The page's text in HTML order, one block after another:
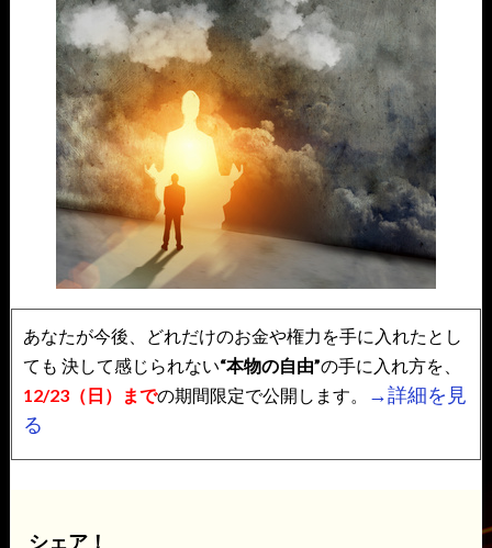
あなたが今後、どれだけのお金や権力を手に入れたとし
ても 決して感じられない“本物の自由”の手に入れ方を、
12/23（日）までの期間限定で公開します。
→詳細を見
る
シェア！